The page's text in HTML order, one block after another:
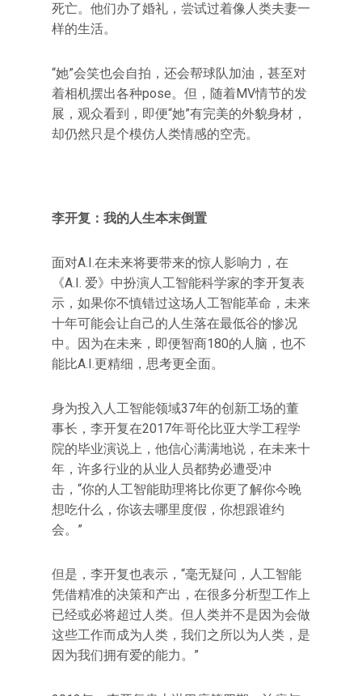
死亡。他们办了婚礼，尝试过着像人类夫妻一
样的生活。
“她”会笑也会自拍，还会帮球队加油，甚至对
着相机摆出各种pose。但，随着MV情节的发
展，观众看到，即便“她”有完美的外貌身材，
却仍然只是个模仿人类情感的空壳。
李开复：我的人生本末倒置
面对A.I.在未来将要带来的惊人影响力，在
《A.I. 爱》中扮演人工智能科学家的李开复表
示，如果你不慎错过这场人工智能革命，未来
十年可能会让自己的人生落在最低谷的惨况
中。因为在未来，即便智商180的人脑，也不
能比A.I.更精细，思考更全面。
身为投入人工智能领域37年的创新工场的董
事长，李开复在2017年哥伦比亚大学工程学
院的毕业演说上，他信心满满地说，在未来十
年，许多行业的从业人员都势必遭受冲
击，“你的人工智能助理将比你更了解你今晚
想吃什么，你该去哪里度假，你想跟谁约
会。”
但是，李开复也表示，“毫无疑问，人工智能
凭借精准的决策和产出，在很多分析型工作上
已经或必将超过人类。但人类并不是因为会做
这些工作而成为人类，我们之所以为人类，是
因为我们拥有爱的能力。”